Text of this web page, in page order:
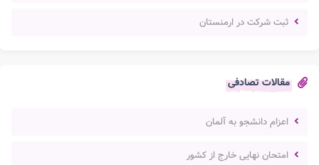
ثبت شرکت در ارمنستان
مقالات تصادفی
اعزام دانشجو به آلمان
امتحان نهایی خارج از کشور